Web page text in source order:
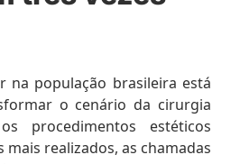
na população brasileira está
o cenário da cirurgia
procedimentos estéticos
realizados, as chamadas